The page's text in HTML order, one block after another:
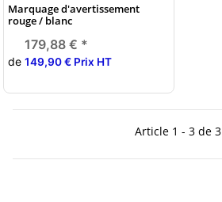
Marquage d'avertissement
rouge / blanc
de
179,88 € *
149,90 € Prix HT
Article 1 - 3 de 3